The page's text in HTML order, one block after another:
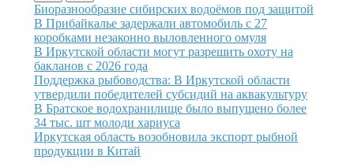
Иллюстрация новости
Биоразнообразие сибирских водоёмов под защитой
Иллюстрация новости
В Прибайкалье задержали автомобиль с 27
коробками незаконно выловленного омуля
Иллюстрация новости
В Иркутской области могут разрешить охоту на
бакланов с 2026 года
Иллюстрация новости
Поддержка рыбоводства: В Иркутской области
утвердили победителей субсидий на аквакультуру
Иллюстрация новости
В Братское водохранилище было выпущено более
34 тыс. шт молоди хариуса
Иллюстрация новости
Иркутская область возобновила экспорт рыбной
продукции в Китай